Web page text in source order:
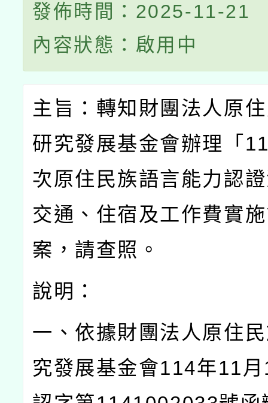
發佈時間：2025-11-21
內容狀態：啟用中
主旨：轉知財團法人原
研究發展基金會辦理「
次原住民族語言能力認
交通、住宿及工作費實
案，請查照。
說明：
一、依據財團法人原住
究發展基金會114年11月